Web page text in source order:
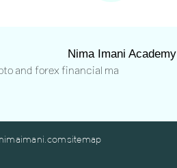
Nima Imani Academy
and forex financial ma
sitemap